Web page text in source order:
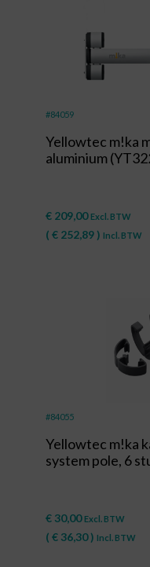
#84059
Yellowtec m!ka
aluminium
€ 209,00 Excl. BTW
( € 252,89) Incl. BTW
#84055
Yellowtec m!ka
system pole, 6
€ 30,00 Excl. BTW
( € 36,30) Incl. BTW